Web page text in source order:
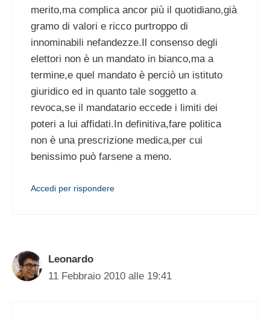
merito,ma complica ancor più il quotidiano,già
gramo di valori e ricco purtroppo di
innominabili nefandezze.Il consenso degli
elettori non è un mandato in bianco,ma a
termine,e quel mandato è perciò un istituto
giuridico ed in quanto tale soggetto a
revoca,se il mandatario eccede i limiti dei
poteri a lui affidati.In definitiva,fare politica
non è una prescrizione medica,per cui
benissimo può farsene a meno.
Accedi per rispondere
Leonardo
11 Febbraio 2010 alle 19:41